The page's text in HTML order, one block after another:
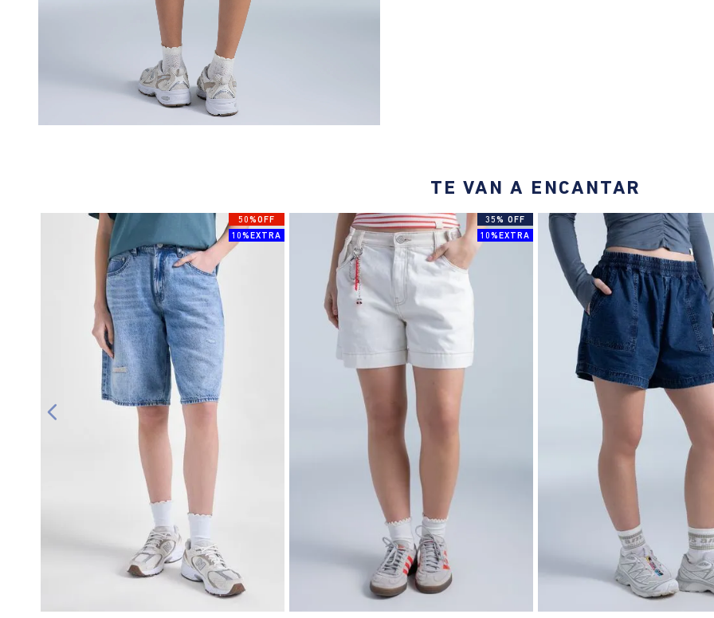
TE VAN A ENCANTAR
50%OFF
10%EXTRA
35% OFF
10%EXTRA